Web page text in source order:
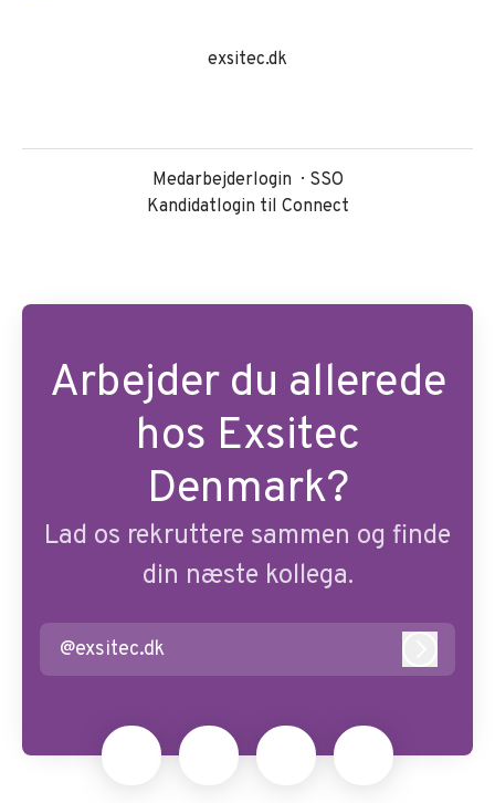
exsitec.dk
Medarbejderlogin
SSO
Kandidatlogin til Connect
Arbejder du allerede
hos Exsitec
Denmark?
Lad os rekruttere sammen og finde
din næste kollega.
@exsitec.dk